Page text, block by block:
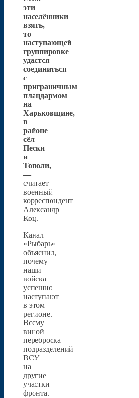
эти
населённики
взять,
то
наступающей
группировке
удастся
соединиться
с
приграничным
плацдармом
на
Харьковщине,
в
районе
сёл
Пески
и
Тополи,
—
считает
военный
корреспондент
Александр
Коц.
Канал
«Рыбарь»
объяснил,
почему
наши
войска
успешно
наступают
в этом
регионе.
Всему
виной
переброска
подразделений
ВСУ
на
другие
участки
фронта.